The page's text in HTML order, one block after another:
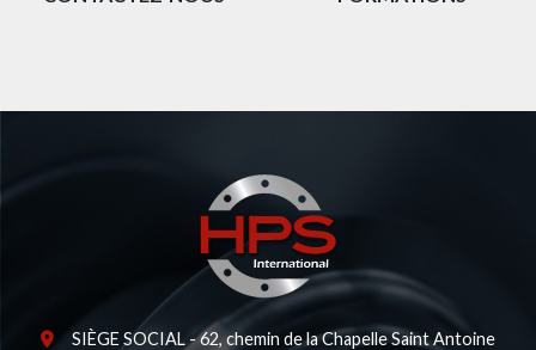
SIÈGE SOCIAL - 62, chemin de la Chapelle Saint Antoine